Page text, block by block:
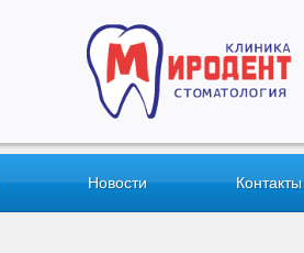
Новости Контакты